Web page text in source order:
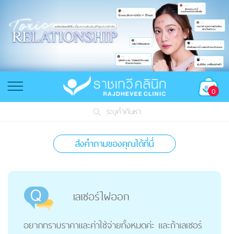
0
ระบุคำค้นหา
ส่งคำถามของคุณได้ที่นี่
เลเซอร์ไฝออก
อยากทราบราคาและค่าใช่จ่ายทั้งหมดค่ะ และถ้าเลเซอร์